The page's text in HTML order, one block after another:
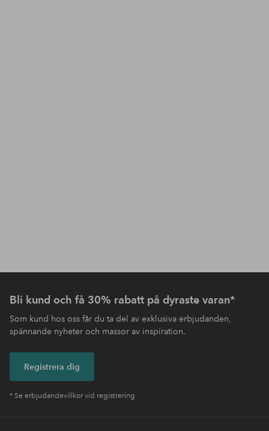
Bli kund och få 30% rabatt på dyraste varan*
Som kund hos oss får du ta del av exklusiva erbjudanden,
spännande nyheter och massor av inspiration.
Registrera dig
* Se erbjudandevillkor vid registrering